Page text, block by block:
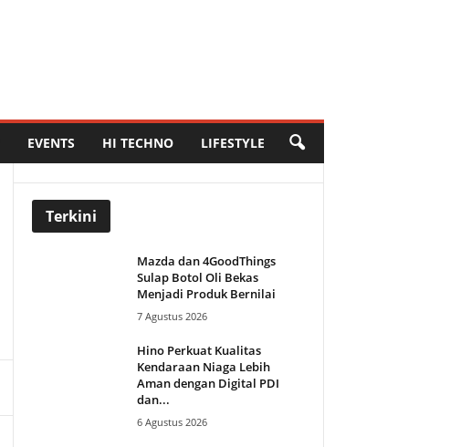
EVENTS HI TECHNO LIFESTYLE
Terkini
Mazda dan 4GoodThings
Sulap Botol Oli Bekas
Menjadi Produk Bernilai
7 Agustus 2026
Hino Perkuat Kualitas
Kendaraan Niaga Lebih
Aman dengan Digital PDI
dan...
6 Agustus 2026